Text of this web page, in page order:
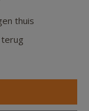
thuis